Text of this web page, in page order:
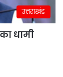
उत्तराखंड
धामी